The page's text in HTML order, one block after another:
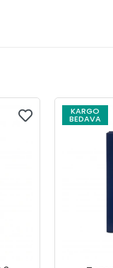
KARGO
BEDAVA